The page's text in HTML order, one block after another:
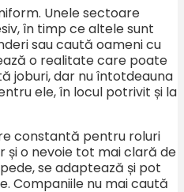
Unele sectoare
în timp ce altele sunt
sau caută oameni cu
o realitate care poate
joburi, dar nu întotdeauna
ele, în locul potrivit și la
constantă pentru roluri
și o nevoie tot mai clară de
se adaptează și pot
Companiile nu mai caută